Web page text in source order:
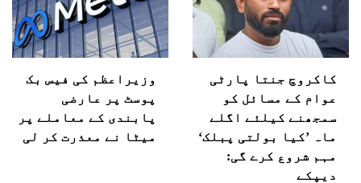
کاکروچ جنتا پارٹی
عوام کے مسائل کو
سمجھنے کیلئے اگلے
ماہ ’کیا بولتی پبلک‘
مہم شروع کرے گی:
دیپکے
وزیراعظم کی فیس بک
پوسٹ پر عارضی
پابندی کے معاملے پر
میٹا نے معذرت کر لی